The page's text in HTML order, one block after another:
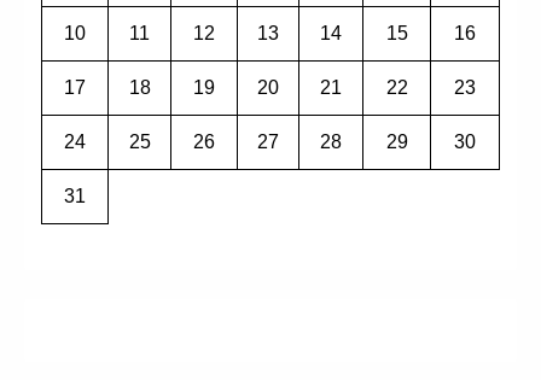
10 11 12 13 14 15 16
17 18 19 20 21 22 23
24 25 26 27 28 29 30
31